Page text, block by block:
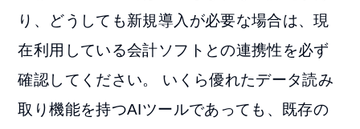
り、どうしても新規導入が必要な場合は、現
在利用している会計ソフトとの連携性を必ず
確認してください。 いくら優れたデータ読み
取り機能を持つAIツールであっても、既存の